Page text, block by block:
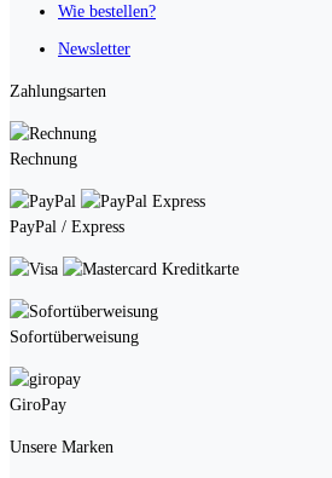
Wie bestellen?
Newsletter
Zahlungsarten
Rechnung
PayPal / Express
Kreditkarte
Sofortüberweisung
GiroPay
Unsere Marken